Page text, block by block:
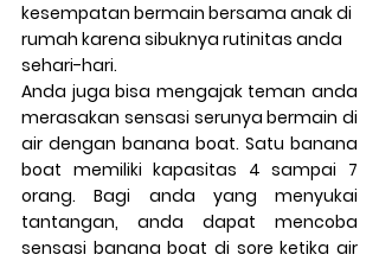
kesempatan bermain bersama anak di
rumah karena sibuknya rutinitas anda
sehari-hari.
Anda juga bisa mengajak teman anda
merasakan sensasi serunya bermain di
air dengan banana boat. Satu banana
boat memiliki kapasitas 4 sampai 7
orang. Bagi anda yang menyukai
tantangan, anda dapat mencoba
sensasi banana boat di sore ketika air